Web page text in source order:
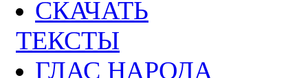
СКАЧАТЬ
ТЕКСТЫ
ГЛАС НАРОДА